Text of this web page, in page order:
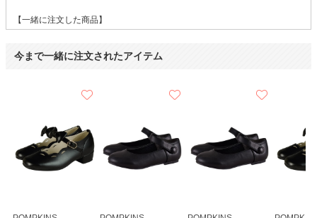
【一緒に注文した商品】
年齢 :4 歳
身長 :107 cm
サイズ :ぴったり
丈 :
ひざ下
今まで一緒に注文されたアイテム